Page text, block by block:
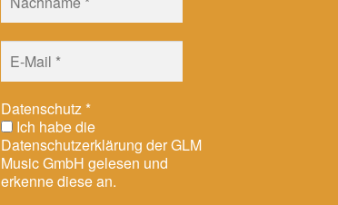
Datenschutz*
Ich habe die
Datenschutzerklärung der GLM
Music GmbH gelesen und
erkenne diese an.